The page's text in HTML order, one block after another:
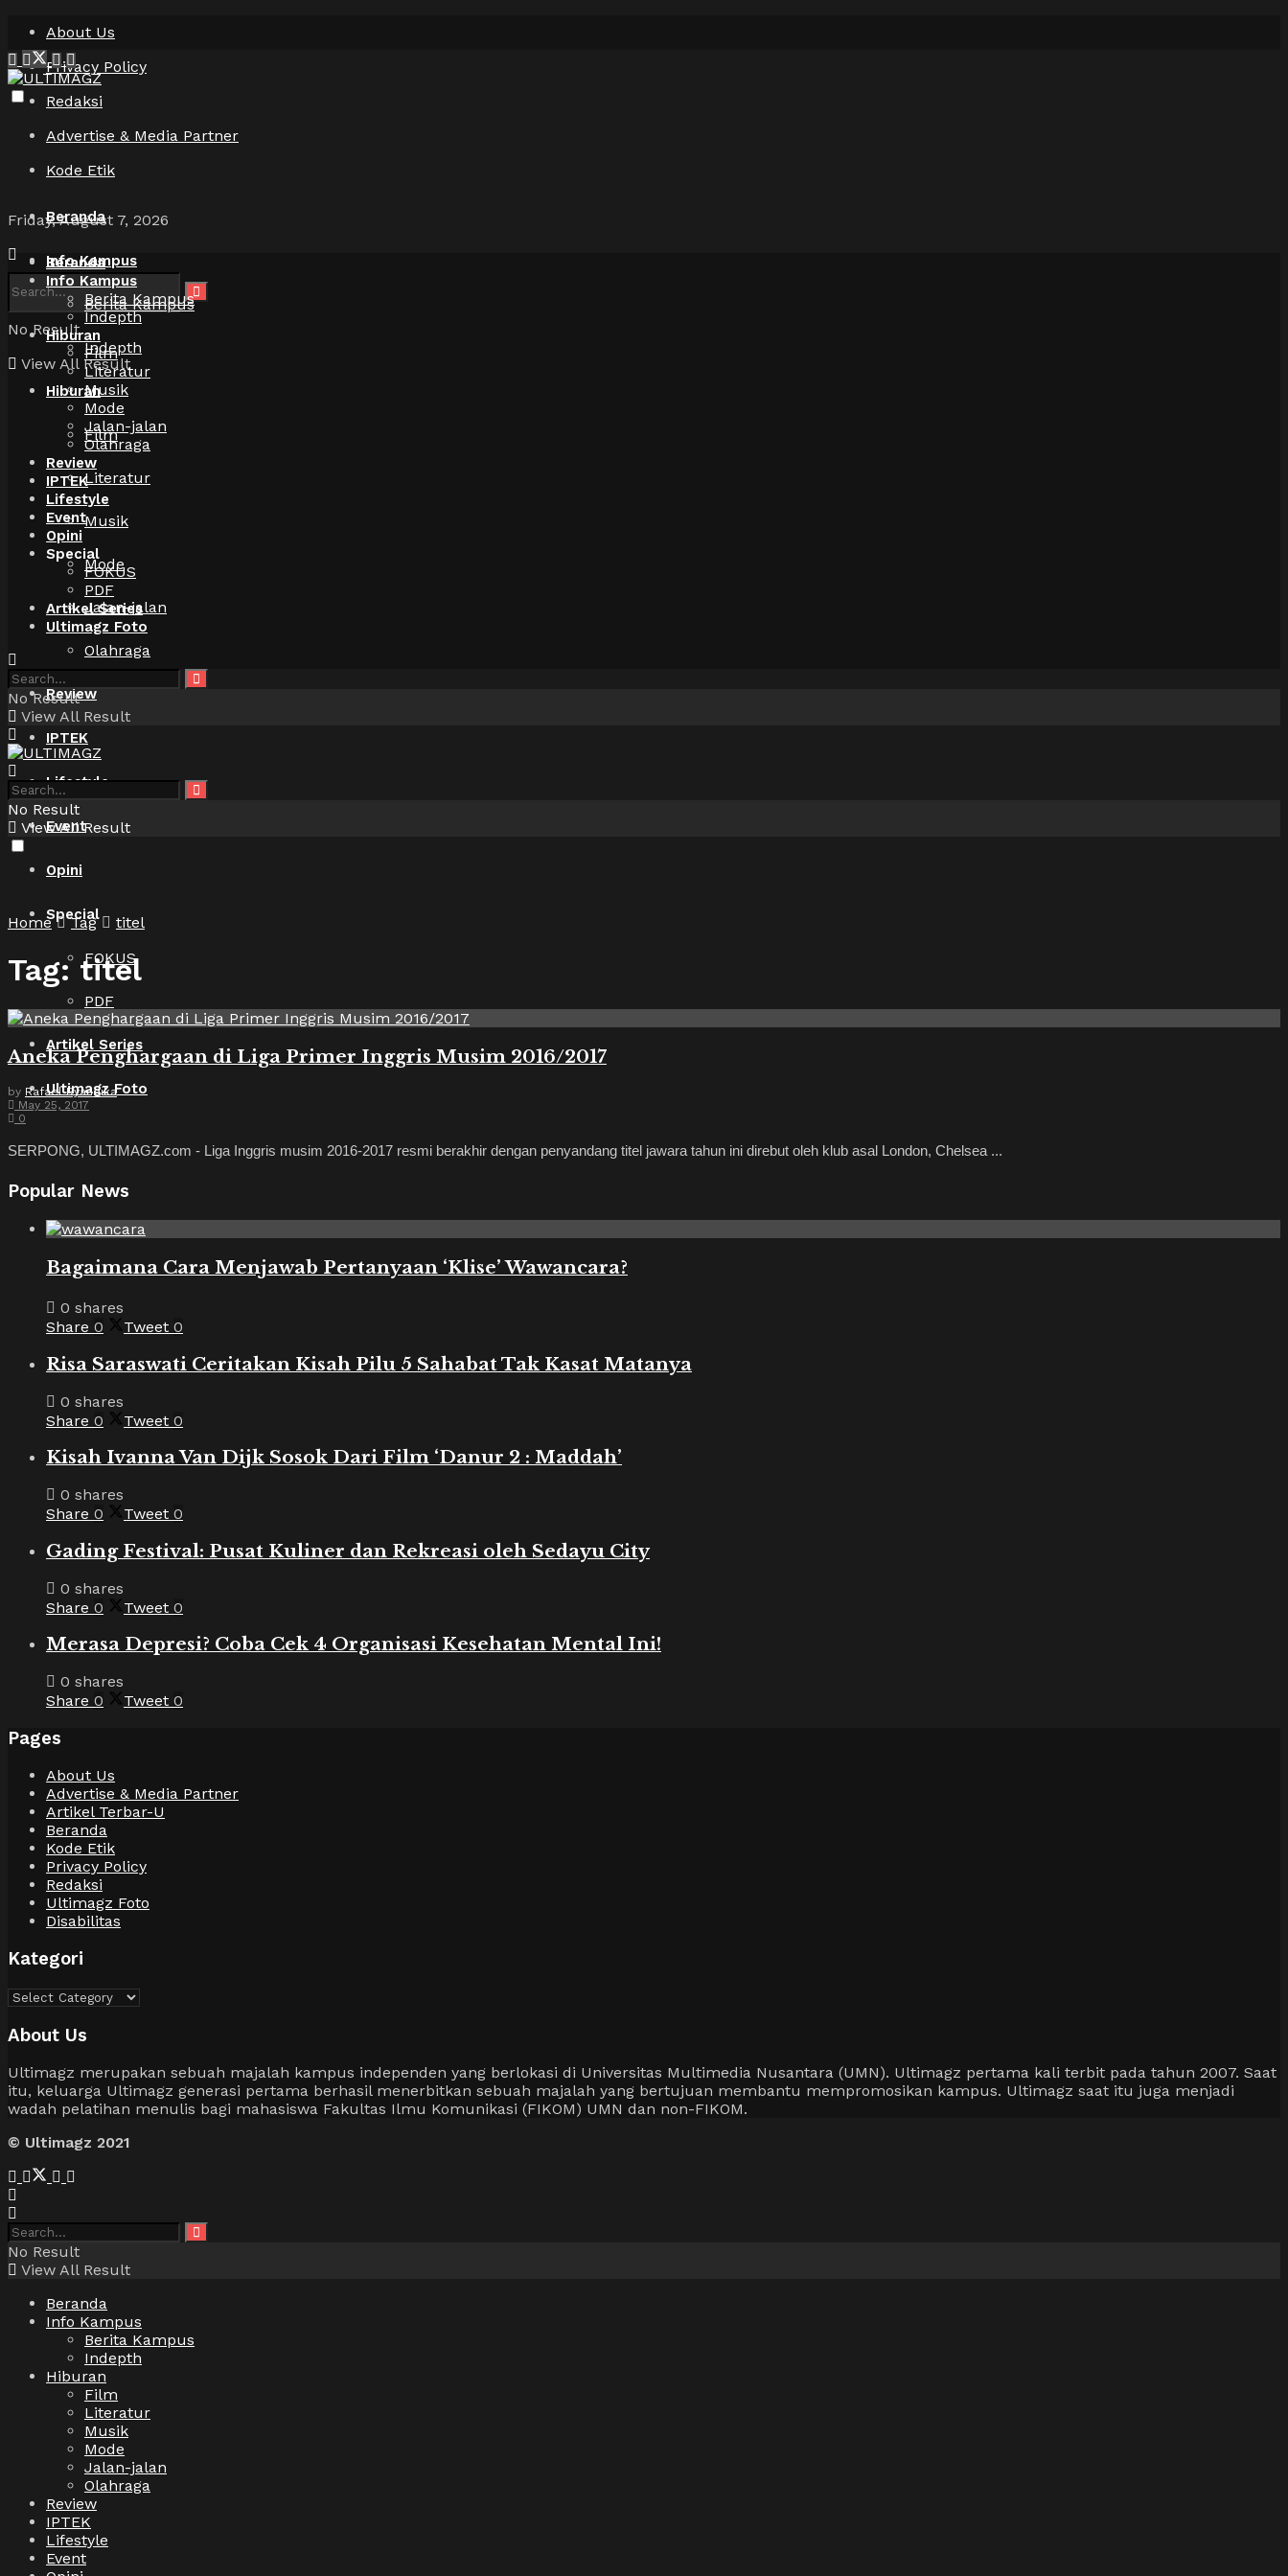
About Us
Privacy Policy
Redaksi
Advertise & Media Partner
Kode Etik
Friday, August 7, 2026
No Result
View All Result
Beranda
Info Kampus
Berita Kampus
Indepth
Hiburan
Film
Literatur
Musik
Mode
Jalan-jalan
Olahraga
Review
IPTEK
Lifestyle
Event
Opini
Special
FOKUS
PDF
Artikel Series
Ultimagz Foto
Beranda
Info Kampus
Berita Kampus
Indepth
Hiburan
Film
Literatur
Musik
Mode
Jalan-jalan
Olahraga
Review
IPTEK
Lifestyle
Event
Opini
Special
FOKUS
PDF
Artikel Series
Ultimagz Foto
No Result
View All Result
No Result
View All Result
Home Tag titel
Tag:titel
Aneka Penghargaan di Liga Primer Inggris Musim 2016/2017
by Rafael Ryandika
May 25, 2017
0
SERPONG, ULTIMAGZ.com - Liga Inggris musim 2016-2017 resmi berakhir dengan penyandang titel jawara tahun ini direbut oleh klub asal London, Chelsea ...
Popular News
Bagaimana Cara Menjawab Pertanyaan ‘Klise’ Wawancara?
0 shares
Share 0 Tweet 0
Risa Saraswati Ceritakan Kisah Pilu 5 Sahabat Tak Kasat Matanya
0 shares
Share 0 Tweet 0
Kisah Ivanna Van Dijk Sosok Dari Film ‘Danur 2 : Maddah’
0 shares
Share 0 Tweet 0
Gading Festival: Pusat Kuliner dan Rekreasi oleh Sedayu City
0 shares
Share 0 Tweet 0
Merasa Depresi? Coba Cek 4 Organisasi Kesehatan Mental Ini!
0 shares
Share 0 Tweet 0
Pages
About Us
Advertise & Media Partner
Artikel Terbar-U
Beranda
Kode Etik
Privacy Policy
Redaksi
Ultimagz Foto
Disabilitas
Kategori
Kategori
About Us
Ultimagz merupakan sebuah majalah kampus independen yang berlokasi di Universitas Multimedia Nusantara (UMN). Ultimagz pertama kali terbit pada tahun 2007. Saat
itu, keluarga Ultimagz generasi pertama berhasil menerbitkan sebuah majalah yang bertujuan membantu mempromosikan kampus. Ultimagz saat itu juga menjadi
wadah pelatihan menulis bagi mahasiswa Fakultas Ilmu Komunikasi (FIKOM) UMN dan non-FIKOM.
© Ultimagz 2021
No Result
View All Result
Beranda
Info Kampus
Berita Kampus
Indepth
Hiburan
Film
Literatur
Musik
Mode
Jalan-jalan
Olahraga
Review
IPTEK
Lifestyle
Event